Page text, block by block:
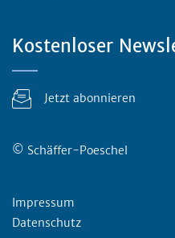
Kostenloser
Jetzt abonnieren
© Schäffer-Poeschel
Rechtliches
Impressum
Datenschutz